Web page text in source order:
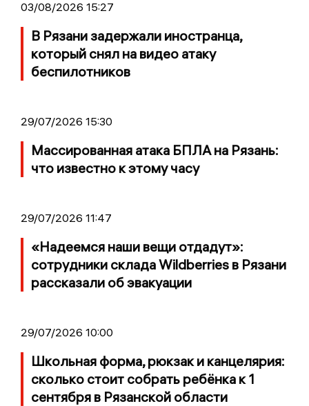
03/08/2026 15:27
В Рязани задержали иностранца,
который снял на видео атаку
беспилотников
29/07/2026 15:30
Массированная атака БПЛА на Рязань:
что известно к этому часу
29/07/2026 11:47
«Надеемся наши вещи отдадут»:
сотрудники склада Wildberries в Рязани
рассказали об эвакуации
29/07/2026 10:00
Школьная форма, рюкзак и канцелярия:
сколько стоит собрать ребёнка к 1
сентября в Рязанской области